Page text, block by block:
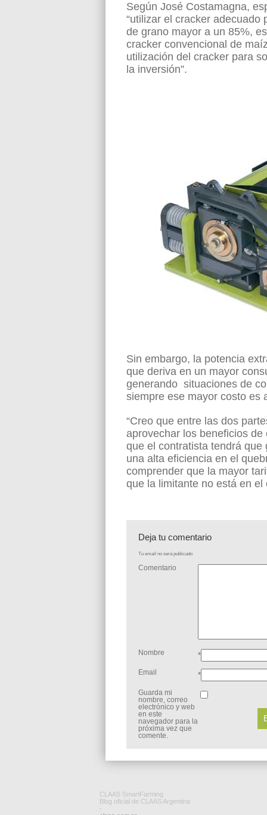
Según José Costamagna,
“utilizar el cracker
de grano mayor a un 85%,
cracker convencional de
utilización del cracker para
la inversión”.
Sin embargo, la potencia
que deriva en un mayor
generando situaciones de
siempre ese mayor costo es
“Creo que entre las dos
aprovechar los beneficios
que el contratista tendrá
una alta eficiencia en el
comprender que la mayor
que la limitante no está en
Deja tu comentario
Tu email no será publicado
Comentario
Nombre *
Email *
Guarda mi
nombre, correo
electrónico y web
en este
navegador para la
próxima vez que
comente.
CLAAS SmartFarming
Blog oficial de CLAAS Argentina
-